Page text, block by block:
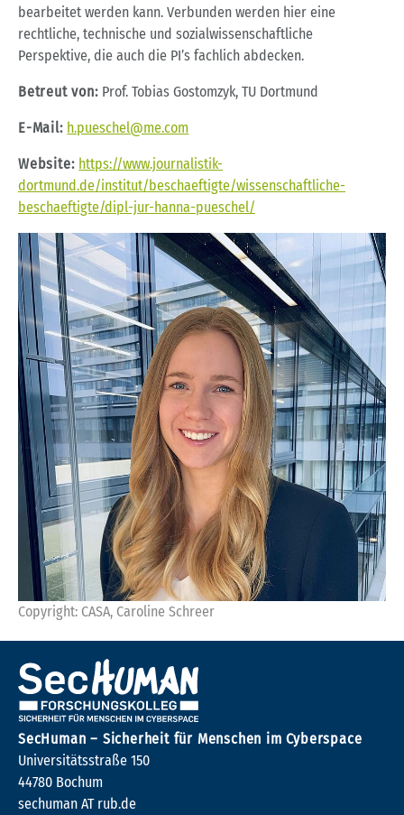
bearbeitet werden kann. Verbunden werden hier eine
rechtliche, technische und sozialwissenschaftliche
Perspektive, die auch die PI’s fachlich abdecken.
Betreut von:Prof. Tobias Gostomzyk, TU Dortmund
E-Mail: h.pueschel@me.com
Website: https://www.journalistik-
dortmund.de/institut/beschaeftigte/wissenschaftliche-
beschaeftigte/dipl-jur-hanna-pueschel/
Copyright: CASA, Caroline Schreer
SecHuman – Sicherheit für Menschen im Cyberspace
Universitätsstraße 150
44780 Bochum
sechuman AT rub.de